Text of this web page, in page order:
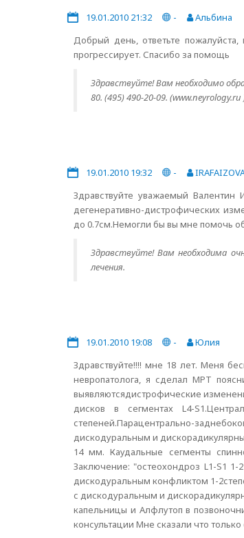
19.01.2010 21:32 -
Альбина
Добрый день, ответьте
прогрессирует. Спасибо за помощь
Здравствуйте! Вам необходимо
80. (495) 490-20-09. (www.neyrology.ru
19.01.2010 19:32 -
Здравствуйте уважаемый
дегенеративно-дистрофических
до 0.7см.Немогли бы вы мне помочь
Здравствуйте! Вам необходима
лечения.
19.01.2010 19:08 -
Юлия
Здравствуйте!!!! мне 18 лет. Меня
невропатолога, я сделал МРТ
выявляютсядистрофические
дисков в сегментах L4-
степеней.Парацентрально-
дискодуральным и
14 мм. Каудальные сегменты
Заключение: "остеохондроз L1-S1 1-
дискодуральным конфликтом 1-
с дискодуральным и
капельницы и Алфлутоп в
консультации Мне сказали что